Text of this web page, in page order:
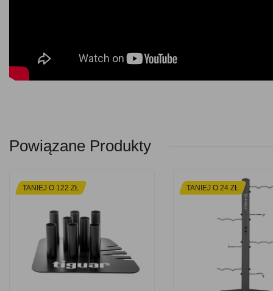
Powiązane Produkty
TANIEJ O 122 ZŁ TANIEJ O 24 ZŁ